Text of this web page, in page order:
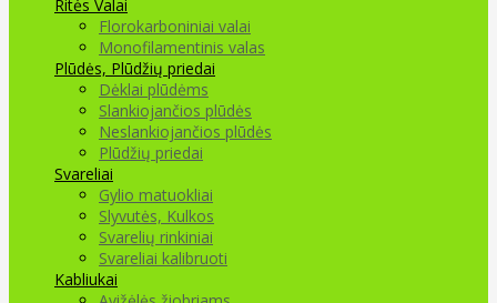
Ritės Valai
Florokarboniniai valai
Monofilamentinis valas
Plūdės, Plūdžių priedai
Dėklai plūdėms
Slankiojančios plūdės
Neslankiojančios plūdės
Plūdžių priedai
Svareliai
Gylio matuokliai
Slyvutės, Kulkos
Svarelių rinkiniai
Svareliai kalibruoti
Kabliukai